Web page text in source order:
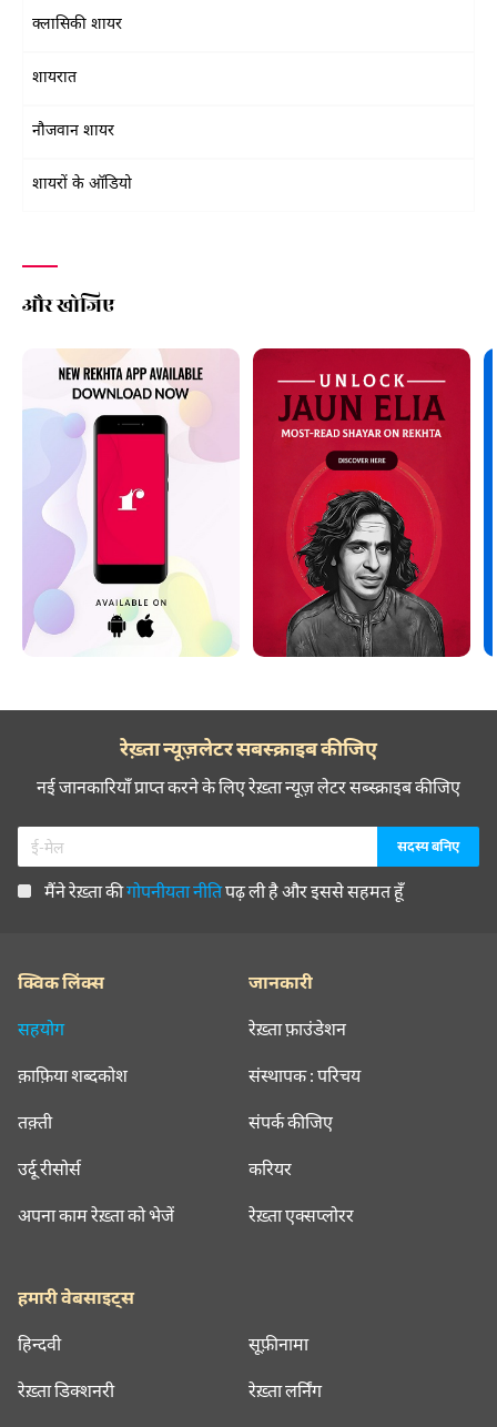
क्लासिकी शायर
शायरात
नौजवान शायर
शायरों के ऑडियो
और खोजिए
रेख़्ता न्यूज़लेटर सबस्क्राइब कीजिए
नई जानकारियाँ प्राप्त करने के लिए रेख़्ता न्यूज़ लेटर सब्स्क्राइब कीजिए
मैंने रेख़्ता कीगोपनीयता नीतिपढ़ ली है और इससे सहमत हूँ
क्विक लिंक्स
सहयोग
क़ाफ़िया शब्दकोश
तक़्ती
उर्दू रीसोर्स
अपना काम रेख़्ता को भेजें
जानकारी
रेख़्ता फ़ाउंडेशन
संस्थापक : परिचय
संपर्क कीजिए
करियर
रेख़्ता एक्सप्लोरर
हमारी वेबसाइट्स
हिन्दवी सूफ़ीनामा
रेख़्ता डिक्शनरी रेख़्ता लर्निंग